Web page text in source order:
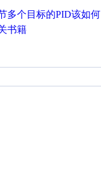
个目标的PID该如何控制呢
书籍